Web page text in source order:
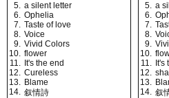
5. a silent letter
6. Ophelia
7. Taste of love
8. Voice
9. Vivid Colors
10. flower
11. It's the end
12. Cureless
13. Blame
14. 叙情詩
5. a
6.
7.
8.
9.
10.
11. It's
12.
13.
14. 叙